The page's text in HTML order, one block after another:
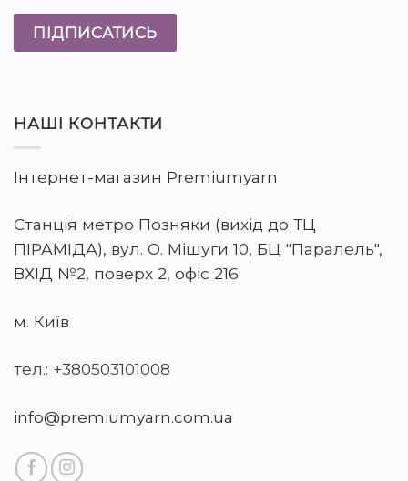
НАШІ КОНТАКТИ
Інтернет-магазин Premiumyarn
Станція метро Позняки (вихід до ТЦ
ПІРАМІДА), вул. О. Мішуги 10, БЦ "Паралель",
ВХІД №2, поверх 2, офіс 216
м. Київ
тел.: +380503101008
info@premiumyarn.com.ua